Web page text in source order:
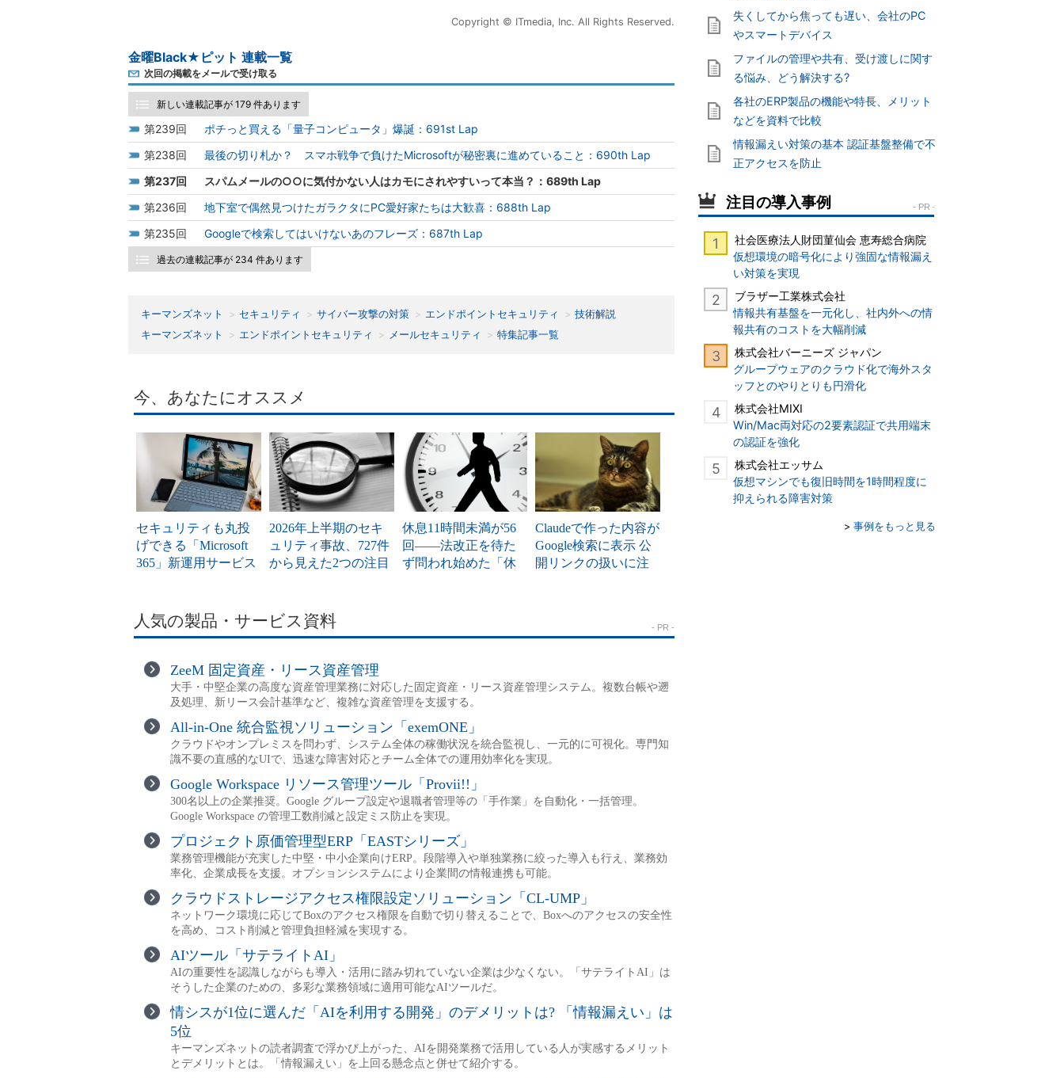
Copyright © ITmedia, Inc. All Rights Reserved.
金曜Black★ピット 連載一覧
次回の掲載をメールで受け取る
新しい連載記事が 179 件あります
239
ポチっと買える「量子コンピュータ」爆誕：691st Lap
238
最後の切り札か？ スマホ戦争で負けたMicrosoftが秘密裏に進めていること：690th Lap
237
スパムメールの○○に気付かない人はカモにされやすいって本当？：689th Lap
236
地下室で偶然見つけたガラクタにPC愛好家たちは大歓喜：688th Lap
235
Googleで検索してはいけないあのフレーズ：687th Lap
過去の連載記事が 234 件あります
キーマンズネット セキュリティ サイバー攻撃の対策 エンドポイントセキュリティ
技術解説
キーマンズネット
エンドポイントセキュリティ メールセキュリティ 特集記事一覧
失くしてから焦っても遅い、会社のPC
やスマートデバイス
ファイルの管理や共有、受け渡しに関す
る悩み、どう解決する?
各社のERP製品の機能や特長、メリット
などを資料で比較
情報漏えい対策の基本 認証基盤整備で不
正アクセスを防止